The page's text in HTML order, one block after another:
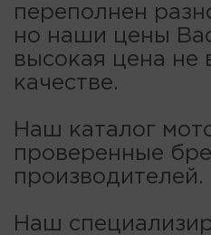
переполнен
но наши цены
высокая цена не
качестве.
Наш каталог
проверенные
производителей.
Наш